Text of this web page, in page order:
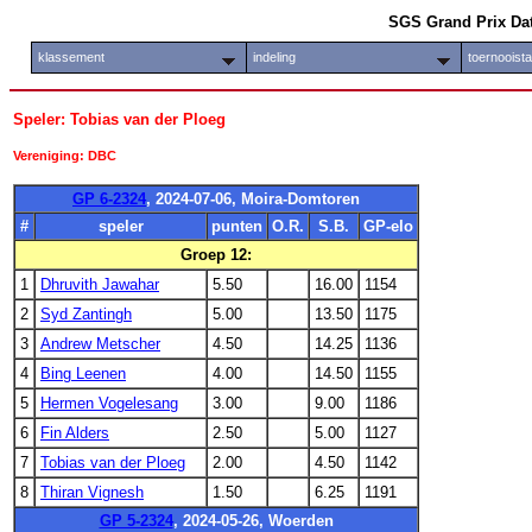
SGS Grand Prix
klassement indeling
Speler: Tobias van der Ploeg
Vereniging: DBC
GP 6-2324, 2024-07-06, Moira-Domtoren
#
speler punten O.R. S.B.
GP-elo
Groep 12:
1
Dhruvith Jawahar 5.50 16.00
1154
2
Syd Zantingh 5.00 13.50
1175
3
Andrew Metscher 4.50 14.25
1136
4
Bing Leenen 4.00 14.50
1155
5
Hermen Vogelesang 3.00 9.00
1186
6
Fin Alders 2.50 5.00
1127
7
Tobias van der Ploeg 2.00 4.50
1142
8
Thiran Vignesh 1.50 6.25
1191
GP 5-2324, 2024-05-26, Woerden